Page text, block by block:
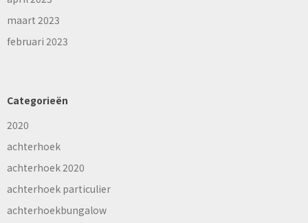
maart 2023
februari 2023
Categorieën
2020
achterhoek
achterhoek 2020
achterhoek particulier
achterhoekbungalow